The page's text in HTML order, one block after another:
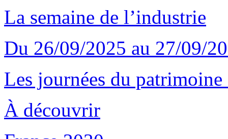
La semaine de l’industrie
Du 26/09/2025 au 27/09/
Les journées du
À découvrir